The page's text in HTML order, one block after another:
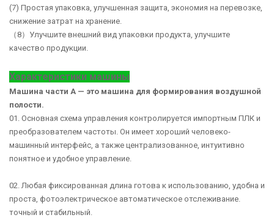
(7) Простая упаковка, улучшенная защита, экономия на перевозке,
снижение затрат на хранение.
（8）Улучшите внешний вид упаковки продукта, улучшите
качество продукции.
Характеристики машины
Машина части А — это машина для формирования воздушной
полости.
01. Основная схема управления контролируется импортным ПЛК и
преобразователем частоты. Он имеет хороший человеко-
машинный интерфейс, а также централизованное, интуитивно
понятное и удобное управление.
02. Любая фиксированная длина готова к использованию, удобна и
проста, фотоэлектрическое автоматическое отслеживание.
точный и стабильный.